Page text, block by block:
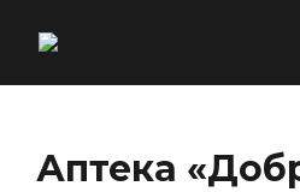
Аптека